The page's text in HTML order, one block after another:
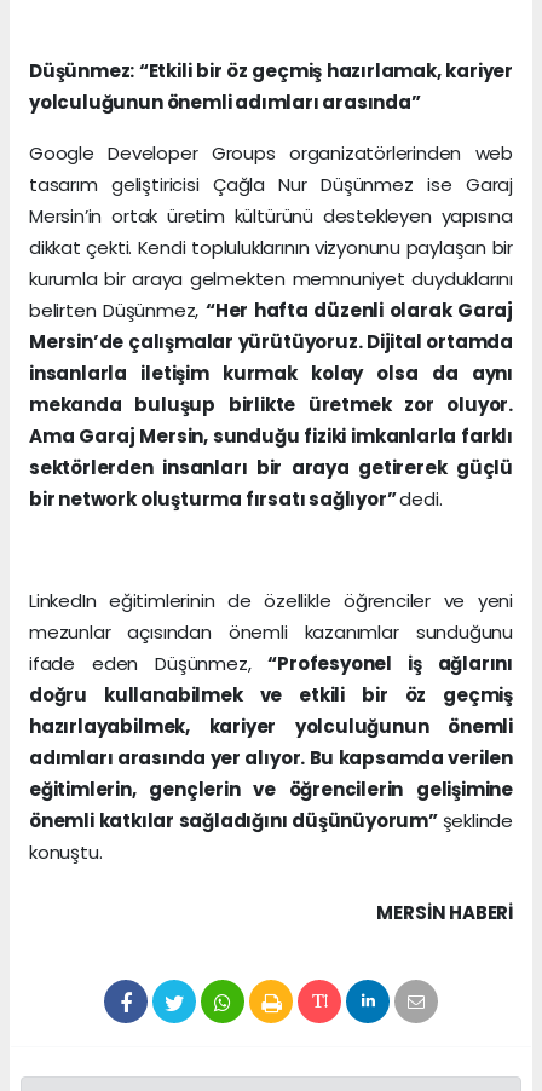
Düşünmez: “Etkili bir öz geçmiş hazırlamak, kariyer
yolculuğunun önemli adımları arasında”
Google Developer Groups organizatörlerinden web
tasarım geliştiricisi Çağla Nur Düşünmez ise Garaj
Mersin’in ortak üretim kültürünü destekleyen yapısına
dikkat çekti. Kendi topluluklarının vizyonunu paylaşan bir
kurumla bir araya gelmekten memnuniyet duyduklarını
belirten Düşünmez, “Her hafta düzenli olarak Garaj
Mersin’de çalışmalar yürütüyoruz. Dijital ortamda
insanlarla iletişim kurmak kolay olsa da aynı
mekanda buluşup birlikte üretmek zor oluyor.
Ama Garaj Mersin, sunduğu fiziki imkanlarla farklı
sektörlerden insanları bir araya getirerek güçlü
bir network oluşturma fırsatı sağlıyor”dedi.
LinkedIn eğitimlerinin de özellikle öğrenciler ve yeni
mezunlar açısından önemli kazanımlar sunduğunu
ifade eden Düşünmez,“Profesyonel iş ağlarını
doğru kullanabilmek ve etkili bir öz geçmiş
hazırlayabilmek, kariyer yolculuğunun önemli
adımları arasında yer alıyor. Bu kapsamda verilen
eğitimlerin, gençlerin ve öğrencilerin gelişimine
önemli katkılar sağladığını düşünüyorum” şeklinde
konuştu.
MERSIN HABERİ